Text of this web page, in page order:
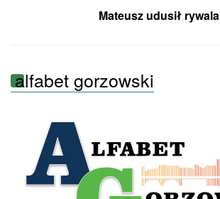
Mateusz udusił rywala
alfabet gorzowski